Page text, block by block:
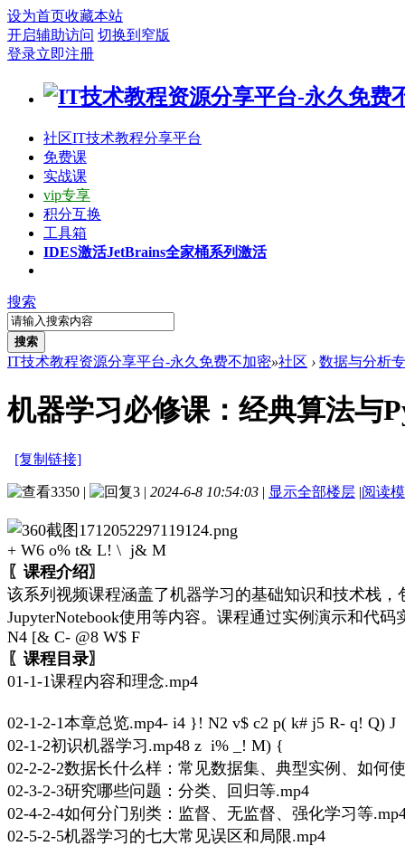
设为首页收藏本站
开启辅助访问 切换到窄版
登录立即注册
社区IT技术教程分享平台
免费课
实战课
vip专享
积分互换
工具箱
IDES激活JetBrains全家桶系列激活
搜索
搜索
IT技术教程资源分享平台-永久免费不加密»社区 › 数据与分析
机器学习必修课：经典算法与
[复制链接]
3350 | 3 | 2024-6-8 10:54:03 | 显示全部楼层 |阅读
+ W6 o% t& L! \ j& M
〖课程介绍〗
该系列视频课程涵盖了机器学习的基础知识和技术栈
JupyterNotebook使用等内容。课程通过实例演示和代
N4 [& C- @8 W$ F
〖课程目录〗
01-1-1课程内容和理念.mp4
02-1-2-1本章总览.mp4- i4 }! N2 v$ c2 p( k# j5 R- q! Q) J
02-1-2初识机器学习.mp48 z i% _! M) {
02-2-2-2数据长什么样：常见数据集、典型实例、如何
02-3-2-3研究哪些问题：分类、回归等.mp4
02-4-2-4如何分门别类：监督、无监督、强化学习等
02-5-2-5机器学习的七大常见误区和局限.mp4